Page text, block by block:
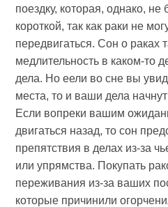
поездку, которая, однако, не
короткой, так как раки не
передвигаться. Сон о раках
медлительность в каком-то
дела. Но еели во сне вы
места, то и ваши дела
Если вопреки вашим
двигаться назад, то сон
препятствия в делах из-за
или упрямства. Покупать
переживания из-за ваших
которые причинили